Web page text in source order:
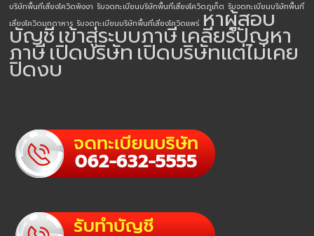
บริษัทพื้นที่เสี่ยงโควิดพังงา รับจดทะเบียนบริษัทพื้นที่เสี่ยงโควิดภูเก็ต รับจดทะเบียนบริษัทพื้นที่
เสี่ยงโควิดมุกดาหาร รับจดทะเบียนบริษัทพื้นที่เสี่ยงโควิดแพร่ หาผู้สอบ
บัญชีเข้าสู่ระบบภาษีเคลียร์ปัญหา
ภาษีเปิดบริษัทเปิดบริษัทแต่ไม่เคย
ปิดงบ